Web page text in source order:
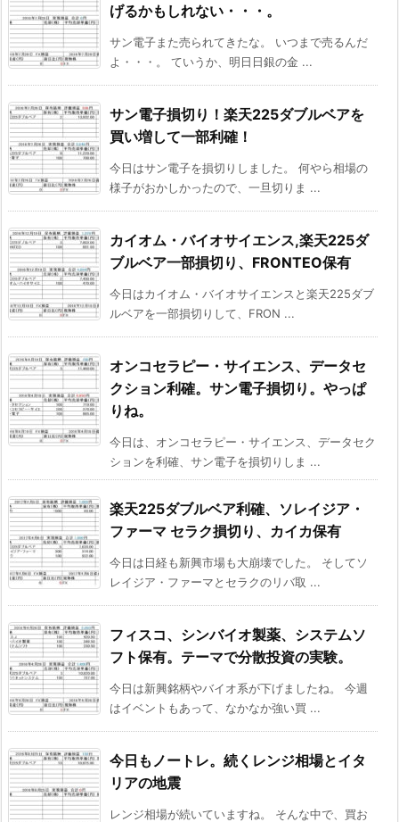
げるかもしれない・・・。
サン電子また売られてきたな。 いつまで売るんだ
よ・・・。 ていうか、明日日銀の金 ...
サン電子損切り！楽天225ダブルベアを
買い増して一部利確！
今日はサン電子を損切りしました。 何やら相場の
様子がおかしかったので、一旦切りま ...
カイオム・バイオサイエンス,楽天225ダ
ブルベア一部損切り、FRONTEO保有
今日はカイオム・バイオサイエンスと楽天225ダブ
ルベアを一部損切りして、FRON ...
オンコセラピー・サイエンス、データセ
クション利確。サン電子損切り。やっぱ
りね。
今日は、オンコセラピー・サイエンス、データセク
ションを利確、サン電子を損切りしま ...
楽天225ダブルベア利確、ソレイジア・
ファーマ セラク損切り、カイカ保有
今日は日経も新興市場も大崩壊でした。 そしてソ
レイジア・ファーマとセラクのリバ取 ...
フィスコ、シンバイオ製薬、システムソ
フト保有。テーマで分散投資の実験。
今日は新興銘柄やバイオ系が下げましたね。 今週
はイベントもあって、なかなか強い買 ...
今日もノートレ。続くレンジ相場とイタ
リアの地震
レンジ相場が続いていますね。 そんな中で、買お